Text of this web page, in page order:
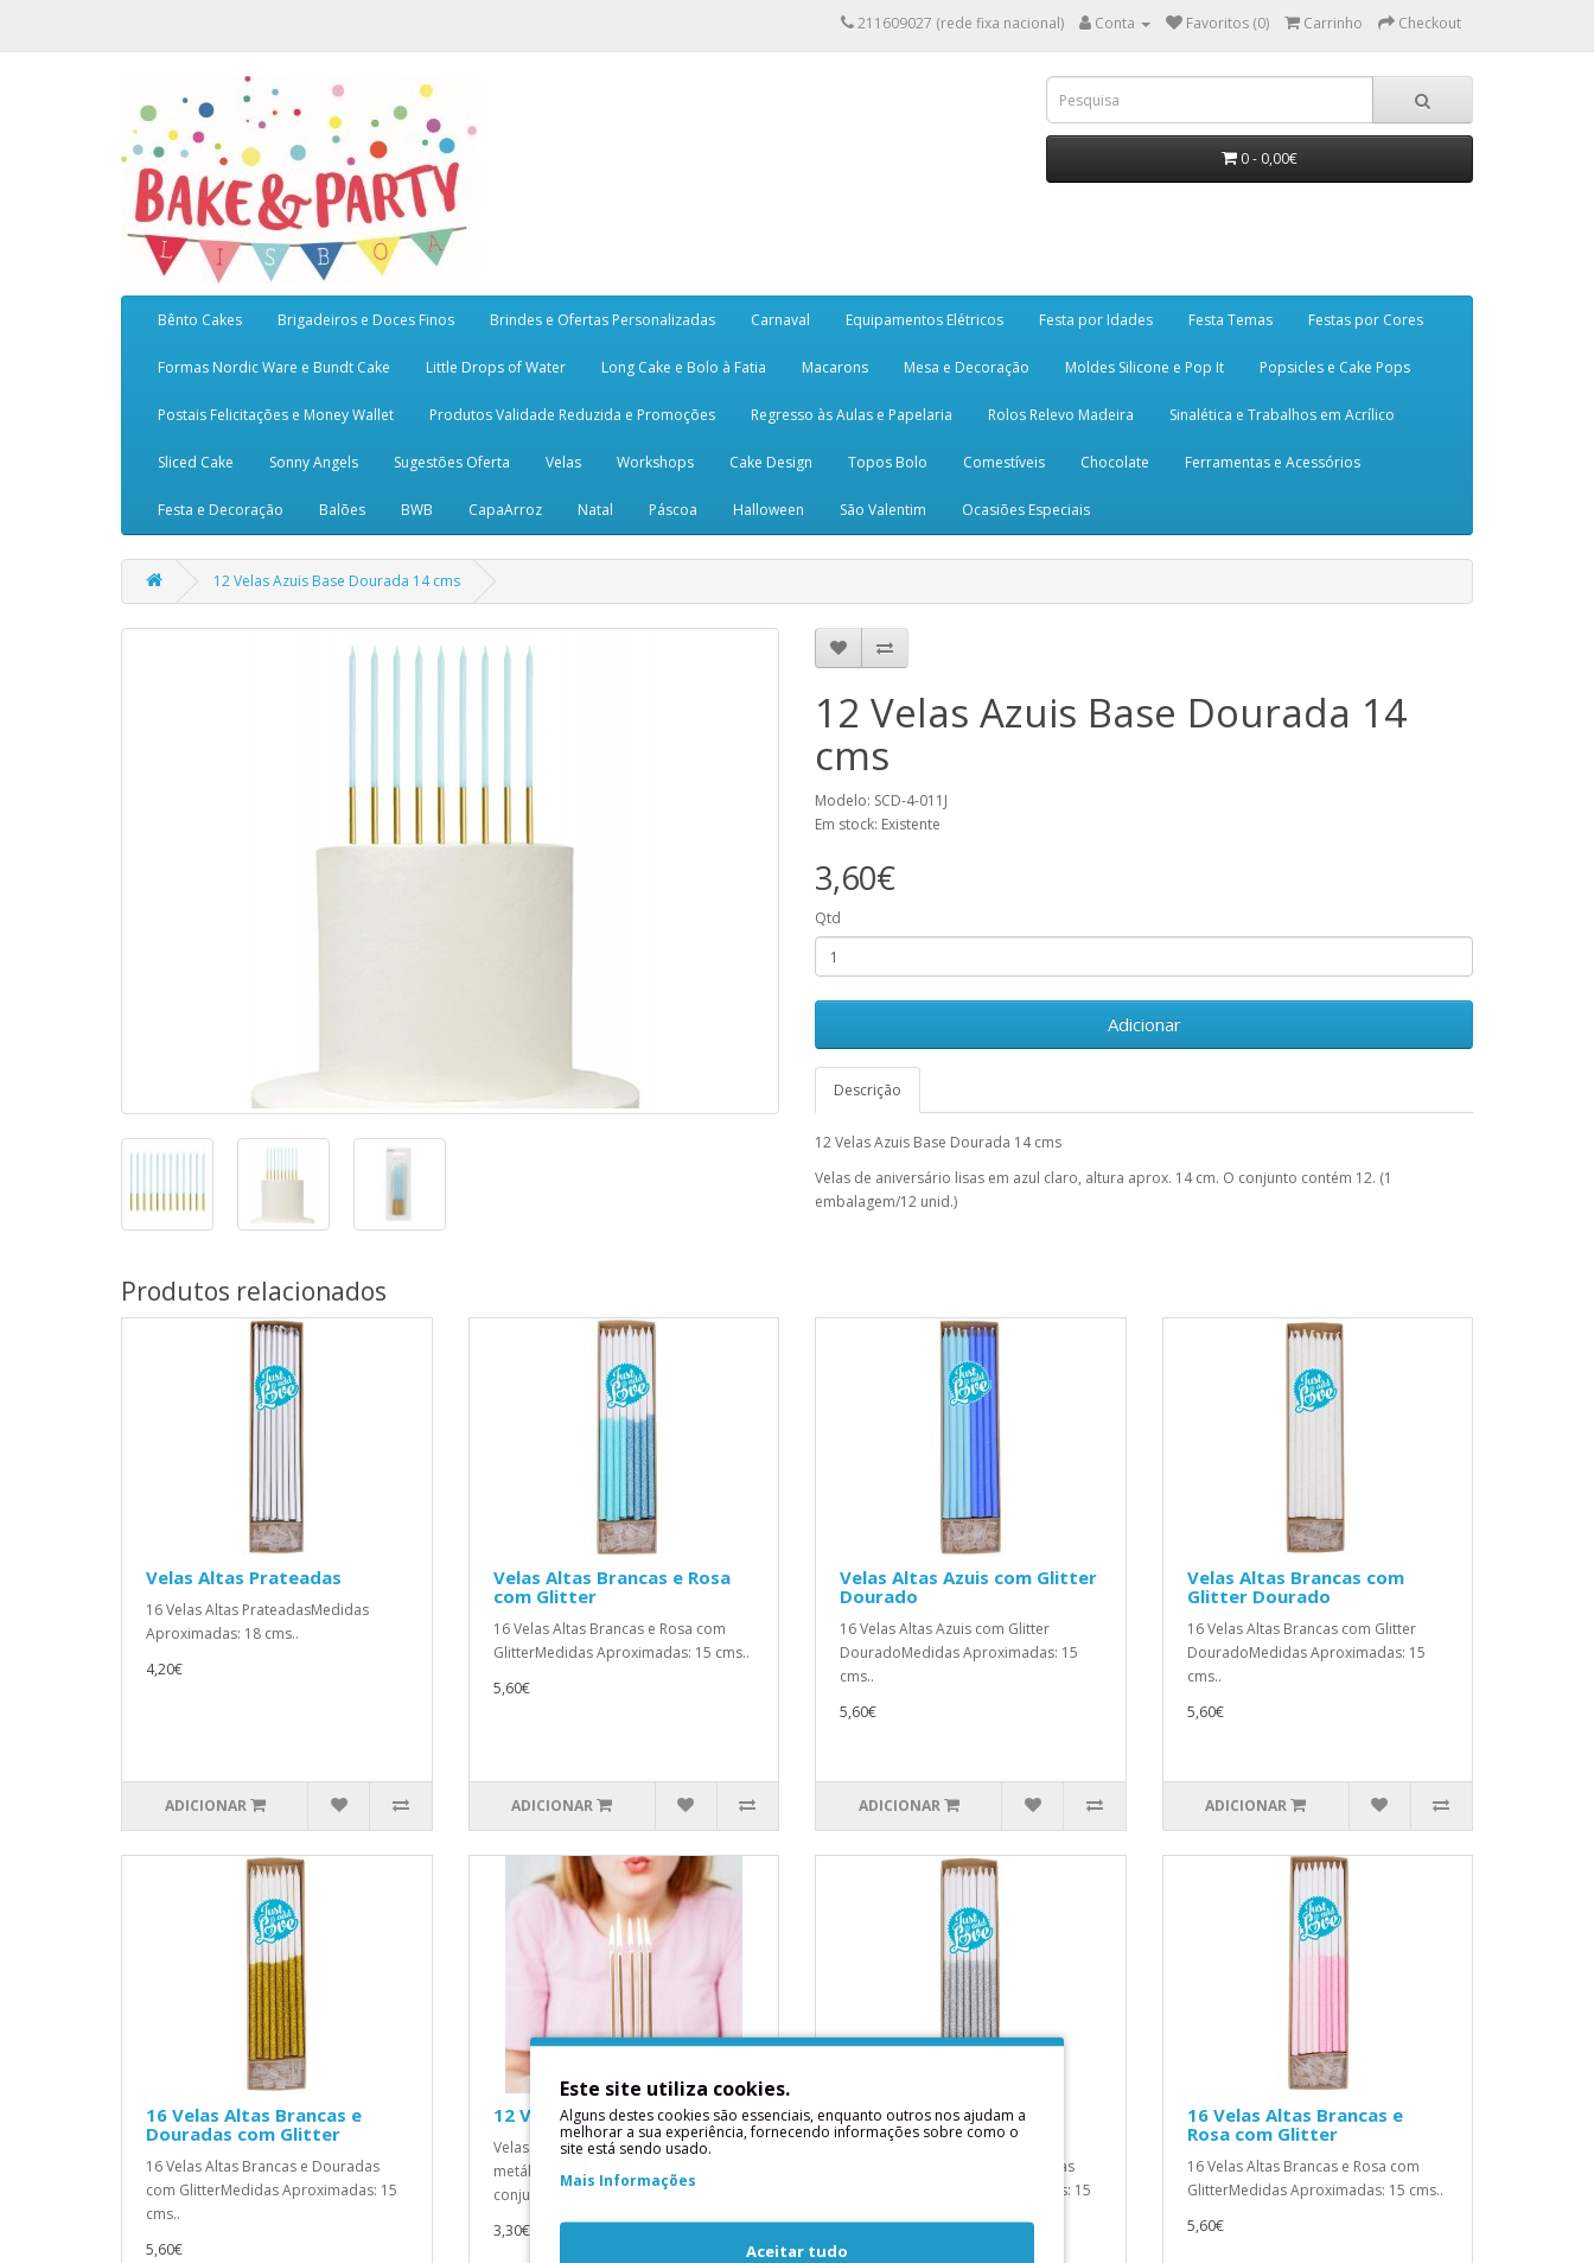
211609027 (rede fixa nacional) Conta Favoritos (0) Carrinho Checkout
0 - 0,00€
Bênto Cakes Brigadeiros e Doces Finos Brindes e Ofertas Personalizadas Carnaval Equipamentos Elétricos Festa por Idades Festa Temas Festas por Cores
Formas Nordic Ware e Bundt Cake Little Drops of Water Long Cake e Bolo à Fatia Macarons Mesa e Decoração Moldes Silicone e Pop It Popsicles e Cake Pops
Postais Felicitações e Money Wallet Produtos Validade Reduzida e Promoções Regresso às Aulas e Papelaria Rolos Relevo Madeira Sinalética e Trabalhos em Acrílico
Sliced Cake Sonny Angels Sugestões Oferta Velas Workshops Cake Design Topos Bolo Comestíveis Chocolate Ferramentas e Acessórios
Festa e Decoração Balões BWB CapaArroz Natal Páscoa Halloween São Valentim Ocasiões Especiais
12 Velas Azuis Base Dourada 14 cms
12 Velas Azuis Base Dourada 14
cms
Modelo: SCD-4-011J
Em stock: Existente
3,60€
Qtd
Adicionar
Descrição
12 Velas Azuis Base Dourada 14 cms
Velas de aniversário lisas em azul claro, altura aprox. 14 cm. O conjunto contém 12. (1
embalagem/12 unid.)
Produtos relacionados
Velas Altas Prateadas
16 Velas Altas PrateadasMedidas
Aproximadas: 18 cms..
4,20€
ADICIONAR
Velas Altas Brancas e Rosa
com Glitter
16 Velas Altas Brancas e Rosa com
GlitterMedidas Aproximadas: 15 cms..
5,60€
ADICIONAR
Velas Altas Azuis com Glitter
Dourado
16 Velas Altas Azuis com Glitter
DouradoMedidas Aproximadas: 15
cms..
5,60€
ADICIONAR
Velas Altas Brancas com
Glitter Dourado
16 Velas Altas Brancas com Glitter
DouradoMedidas Aproximadas: 15
cms..
5,60€
ADICIONAR
16 Velas Altas Brancas e
Douradas com Glitter
16 Velas Altas Brancas e Douradas
com GlitterMedidas Aproximadas: 15
cms..
5,60€
12 Velas Douradas 12.5 cms
Velas de aniversário lisas, douradas
metálicas, tamanho aprox. 12,5 cm,
conjunto contém 12 velas e 1..
3,30€
16 Velas Altas Brancas e
Prateadas com Glitter
16 Velas Altas Brancas e Prateadas
com GlitterMedidas Aproximadas: 15
5,60€
16 Velas Altas Brancas e
Rosa com Glitter
16 Velas Altas Brancas e Rosa com
GlitterMedidas Aproximadas: 15 cms..
5,60€
Este site utiliza cookies.
Alguns destes cookies são essenciais, enquanto outros nos ajudam a
melhorar a sua experiência, fornecendo informações sobre como o
site está sendo usado.
Mais Informações
Aceitar tudo